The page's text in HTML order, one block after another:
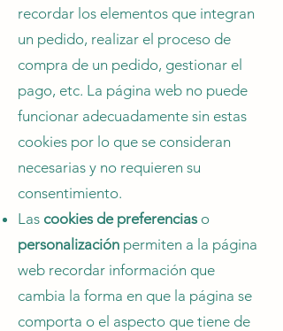
recordar los elementos que integran
un pedido, realizar el proceso de
compra de un pedido, gestionar el
pago, etc. La página web no puede
funcionar adecuadamente sin estas
cookies por lo que se consideran
necesarias y no requieren su
consentimiento.
Las cookies de preferenciaso
personalización permiten a la página
web recordar información que
cambia la forma en que la página se
comporta o el aspecto que tiene de